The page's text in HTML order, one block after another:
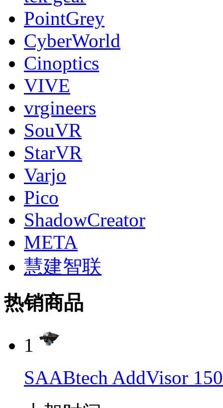
PointGrey
CyberWorld
Cinoptics
VIVE
vrgineers
SouVR
StarVR
Varjo
Pico
ShadowCreator
META
慧建智联
热销商品
1
SAABtech AddVisor